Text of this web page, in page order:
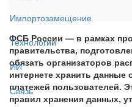
Импортозамещение
Технологии
ИИ
Связь
ФСБ России — в рамках
правительства,
обязать организаторов
интернете хранить данные
платежей пользователей.
правил хранения данных,